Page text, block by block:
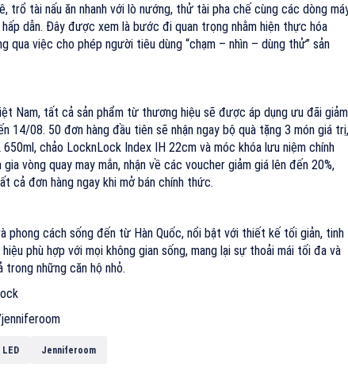
trổ tài nấu ăn nhanh với lò nướng, thử tài pha chế cùng các dòng
dẫn. Đây được xem là bước đi quan trọng nhằm hiện thực hóa
qua việc cho phép người tiêu dùng “chạm – nhìn – dùng thử” sản
Nam, tất cả sản phẩm từ thương hiệu sẽ được áp dụng ưu đãi giảm
08. 50 đơn hàng đầu tiên sẽ nhận ngay bộ quà tặng 3 món giá trị,
chảo LocknLock Index IH 22cm và móc khóa lưu niệm chính
vòng quay may mắn, nhận về các voucher giảm giá lên đến 20%,
cả đơn hàng ngay khi mở bán chính thức.
phong cách sống đến từ Hàn Quốc, nổi bật với thiết kế tối giản, tinh
phù hợp với mọi không gian sống, mang lại sự thoải mái tối đa và
những căn hộ nhỏ.
Jenniferoom